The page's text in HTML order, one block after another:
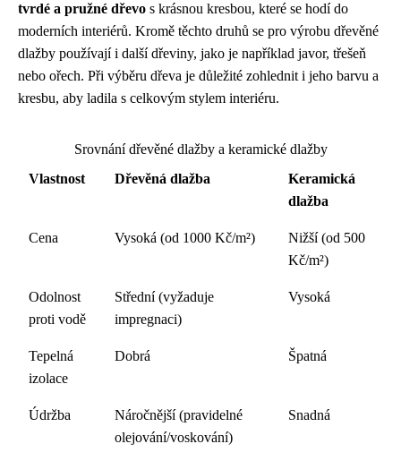
tvrdé a pružné dřevo s krásnou kresbou, které se hodí do
moderních interiérů. Kromě těchto druhů se pro výrobu dřevěné
dlažby používají i další dřeviny, jako je například javor, třešeň
nebo ořech. Při výběru dřeva je důležité zohlednit i jeho barvu a
kresbu, aby ladila s celkovým stylem interiéru.
Srovnání dřevěné dlažby a keramické dlažby
Vlastnost
Dřevěná dlažba
Keramická
dlažba
Cena Vysoká (od 1000 Kč/m²)
Nižší (od 500
Kč/m²)
Odolnost
proti vodě
Střední (vyžaduje
impregnaci)
Vysoká
Tepelná
izolace
Dobrá Špatná
Údržba
Náročnější (pravidelné
olejování/voskování)
Snadná